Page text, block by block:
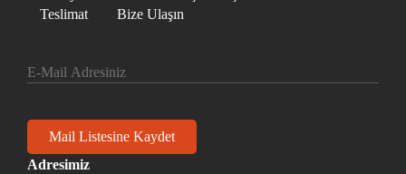
Teslimat
Bize Ulaşın
Adresimiz